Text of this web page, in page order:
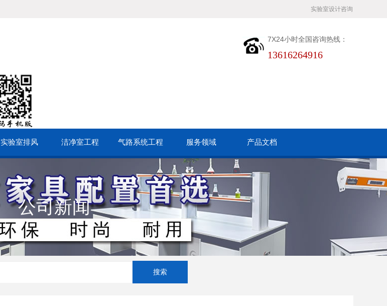
实验室设计咨询
7X24小时全国咨询热线：
13616264916
实验室排风 洁净室工程 气路系统工程 服务领域 产品文档
公司新闻